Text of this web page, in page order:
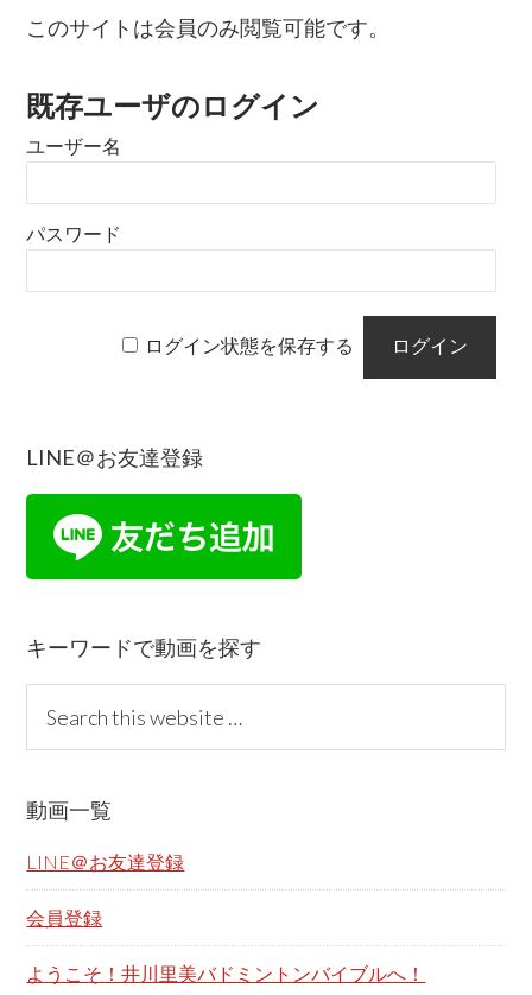
このサイトは会員のみ閲覧可能です。
既存ユーザのログイン
ユーザー名
パスワード
ログイン状態を保存する
Reader
Interactions
Primary
Sidebar
LINE＠お友達登録
キーワードで動画を探す
c
h
t
h
i
s
動画一覧
LINE＠お友達登録
会員登録
ようこそ！井川里美バドミントンバイブルへ！